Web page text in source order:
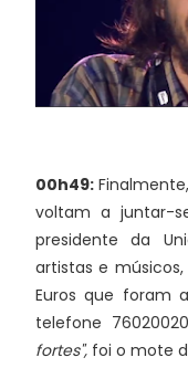
00h49:
voltam a juntar-
presidente da
artistas e músicos,
Euros que foram
telefone
fortes", foi o mote